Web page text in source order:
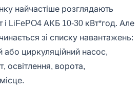
найчастіше розглядають
і LiFePO4 АКБ 10-30 кВт*год. Але
зі списку навантажень:
або циркуляційний насос,
освітлення, ворота,